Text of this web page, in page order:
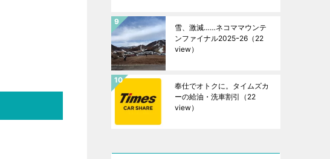
雪、激減……ネコママウンテ
ンファイナル2025ｰ26 （22
view）
奉仕でオトクに。タイムズカ
ーの給油・洗車割引 （22
view）